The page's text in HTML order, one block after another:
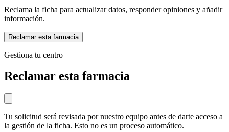
Reclama la ficha para actualizar datos, responder opiniones y añadir
información.
Reclamar esta farmacia
Gestiona tu centro
Reclamar esta farmacia
Tu solicitud será revisada por nuestro equipo antes de darte acceso a
la gestión de la ficha. Esto no es un proceso automático.